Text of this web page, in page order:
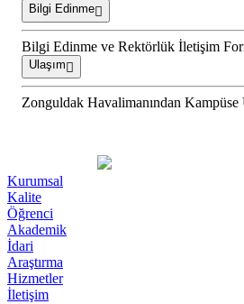
Bilgi Edinme
Bilgi Edinme ve Rektörlük İletişim
Ulaşım
Zonguldak Havalimanından Kampüse
Kurumsal
Kalite
Öğrenci
Akademik
İdari
Araştırma
Hizmetler
İletişim